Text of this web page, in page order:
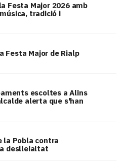
Festa Major 2026 amb
tradició i
Festa Major de Rialp
escoltes a Alins
alerta que s'han
la Pobla contra
deslleialtat